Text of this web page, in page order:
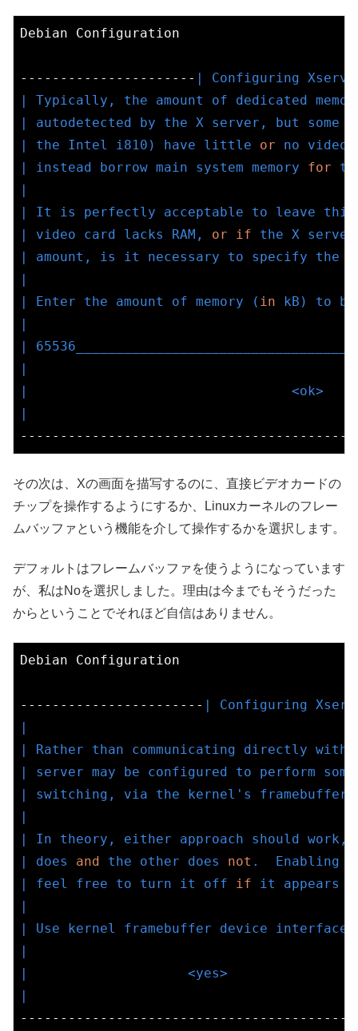
Debian Configuration
---------------------- | Configuring
| Typically, the amount of dedicated
| autodetected by the X server, but
| the Intel i810) have little or no video
| instead borrow main system memory for
|
| It is perfectly acceptable to leave this
| video card lacks RAM, or if the X
| amount, is it necessary to specify
|
| Enter the amount of memory ( in kB) to
|
|
|
|                                 <ok>
|
その次は、Xの画面を描写するのに、直接ビデオカードの
チップを操作するようにするか、Linuxカーネルのフレー
ムバッファという機能を介して操作するかを選択します。
デフォルトはフレームバッファを使うようになっています
が、私はNoを選択しました。理由は今までもそうだった
からということでそれほど自信はありません。
Debian Configuration
-----------------------
| Configuring
| Rather than communicating directly
| server may be configured to perform
| switching, via the kernel's
| In theory, either approach should
| does and the other does not .  Enabling
| feel free to turn it off if it appears
| Use kernel framebuffer device
|                    <yes>